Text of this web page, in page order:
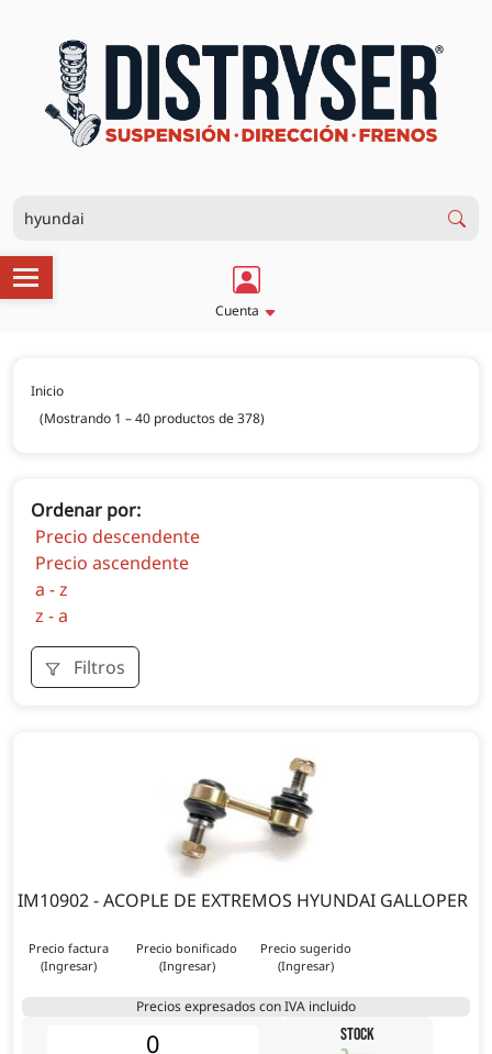
Cuenta
Inicio
(Mostrando 1 – 40 productos de 378)
Ordenar por:
Precio descendente
Precio ascendente
a - z
z - a
Filtros
IM10902 - ACOPLE DE EXTREMOS HYUNDAI GALLOPER
Precio factura
(Ingresar)
Precio bonificado
(Ingresar)
Precio sugerido
(Ingresar)
Precios expresados con IVA incluido
STOCK